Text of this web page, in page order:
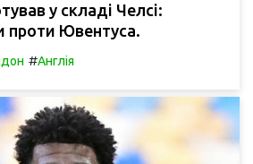
у складі Челсі:
проти Ювентуса.
#Англія